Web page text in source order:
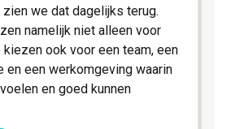
we dat dagelijks terug.
namelijk niet alleen voor
ook voor een team, een
en een werkomgeving waarin
en goed kunnen